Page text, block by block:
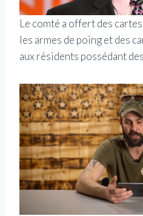
Le comté a offert des
les armes de poing et des
aux résidents possédant